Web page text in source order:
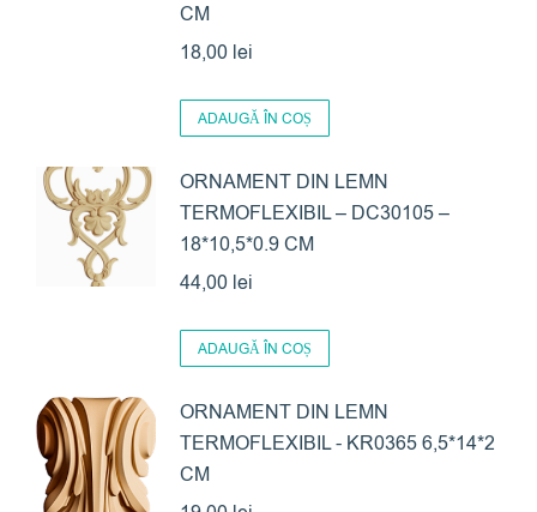
CM
18,00 lei
ADAUGĂ ÎN COȘ
ORNAMENT DIN LEMN
TERMOFLEXIBIL – DC30105 –
18*10,5*0.9 CM
44,00 lei
ADAUGĂ ÎN COȘ
ORNAMENT DIN LEMN
TERMOFLEXIBIL - KR0365 6,5*14*2
CM